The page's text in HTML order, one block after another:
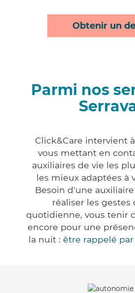
Obtenir un
Parmi nos
Click&Care intervient
vous mettant en
auxiliaires de vie les
les mieux adaptées à
Besoin d'une
réaliser les gestes
quotidienne, vous tenir
encore pour une
la nuit : être rappelé